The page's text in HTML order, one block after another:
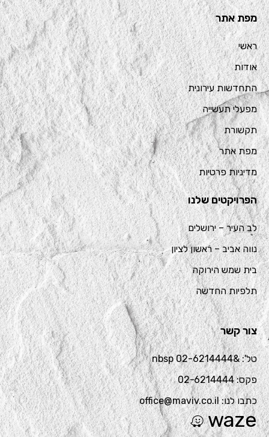
מפת אתר
ראשי
אודות
התחדשות עירונית
מפעלי תעשייה
תקשורת
מפת אתר
מדיניות פרטיות
הפרויקטים שלנו
לב העיר – ירושלים
נווה אביב – ראשון לציון
בית שמש הירוקה
תלפיות החדשה
צור קשר
טל': &nbsp 02-6214444
פקס: 02-6214444
כתבו לנו: office@maviv.co.il
waze